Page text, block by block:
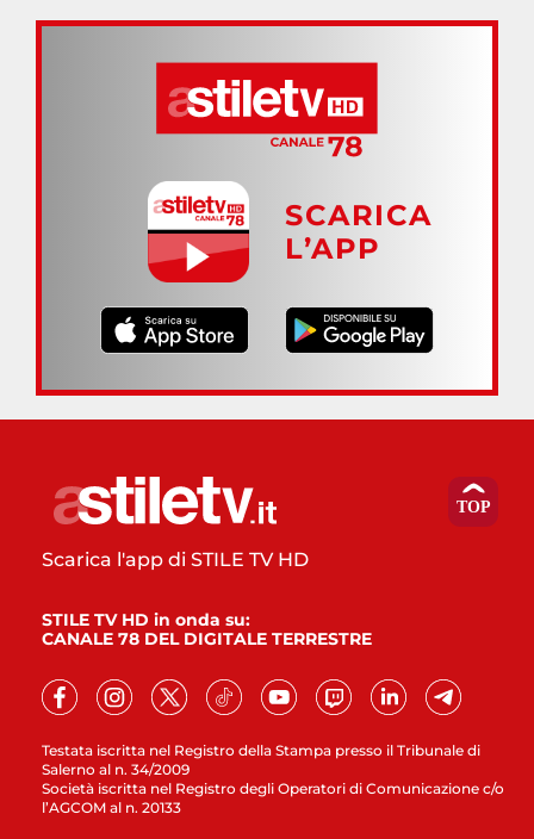
SCARICA
L’APP
Testata iscritta nel Registro della Stampa presso il Tribunale di
Salerno al n. 34/2009
Società iscritta nel Registro degli Operatori di Comunicazione c/o
l’AGCOM al n. 20133
Scarica l'app di STILE TV HD
STILE TV HD in onda su:
CANALE 78 DEL DIGITALE TERRESTRE